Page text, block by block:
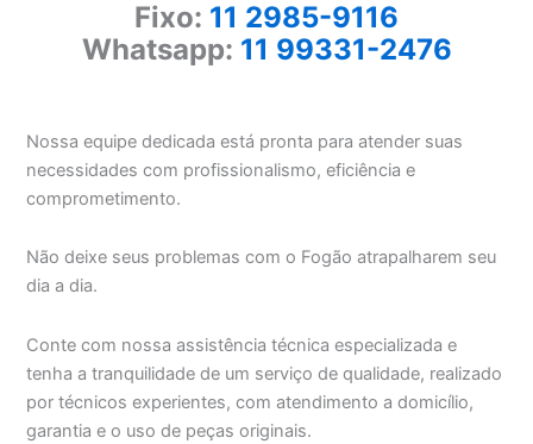
Fixo: 11 2985-9116
Whatsapp: 11 99331-2476
Nossa equipe dedicada está pronta para atender suas
necessidades com profissionalismo, eficiência e
comprometimento.
Não deixe seus problemas com o Fogão atrapalharem seu
dia a dia.
Conte com nossa assistência técnica especializada e
tenha a tranquilidade de um serviço de qualidade, realizado
por técnicos experientes, com atendimento a domicílio,
garantia e o uso de peças originais.